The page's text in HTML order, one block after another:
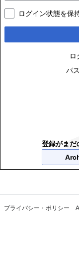
ログイン状態を保
ロ
パ
登録がまだ
プライバシー・ポリシー